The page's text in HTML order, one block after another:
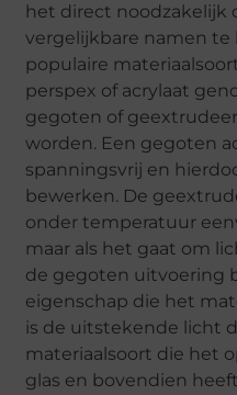
het direct noodzakelijk
vergelijkbare namen te
populaire
perspex of acrylaat
gegoten of
worden. Een gegoten
spanningsvrij en
bewerken. De
onder temperatuur
maar als het gaat om
de gegoten uitvoering
eigenschap die het
is de uitstekende licht
materiaalsoort die het
glas en bovendien